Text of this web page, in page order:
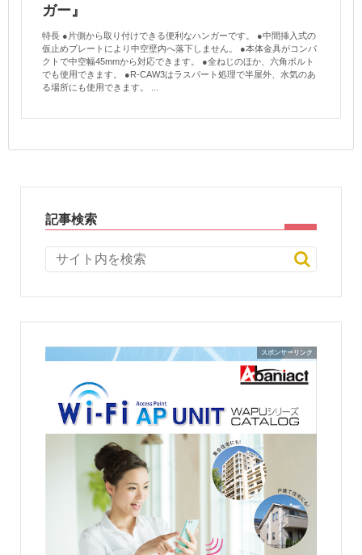
ガー』
特長 ●片側から取り付けできる便利なハンガーです。 ●中間挿入式の
仮止めプレートにより中空壁内へ落下しません。 ●本体金具がコンパ
クトで中空幅45mmから対応できます。 ●全ねじのほか、六角ボルト
でも使用できます。 ●R-CAW3はラスパート処理で半屋外、水気のあ
る場所にも使用できます。 ...
記事検索